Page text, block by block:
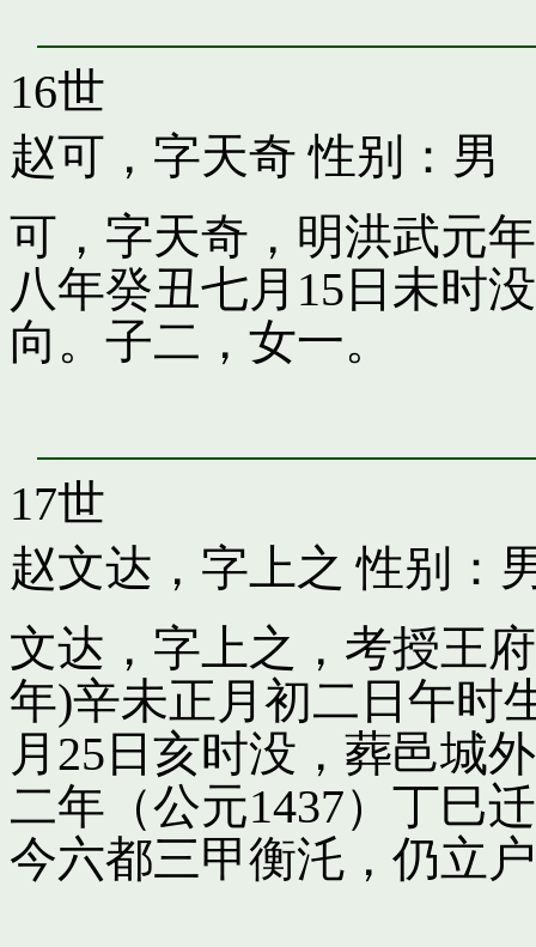
16世
赵可，字天奇 性别：男
可，字天奇，明洪武元
八年癸丑七月15日未时
向。子二，女一。
17世
赵文达，字上之 性别：
文达，字上之，考授王
年)辛未正月初二日午时
月25日亥时没，葬邑城
二年（公元1437）丁巳
今六都三甲衡汑，仍立